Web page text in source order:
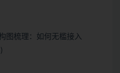
图梳理：如何无槛接入